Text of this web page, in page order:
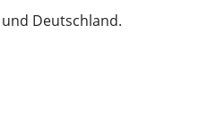
Deutschland.